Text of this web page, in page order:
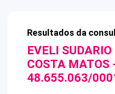
Resultados da
EVELI
COSTA MATOS
48.655.063/